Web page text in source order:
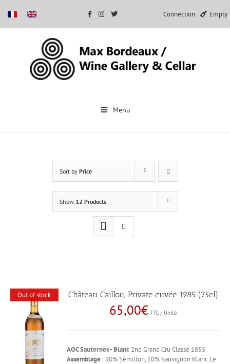
Connection Empty
Menu
Sort by Price
Show 12 Products
Out of stock Château Caillou, Private cuvée 1985 (75cl)
65,00€ TTC / Unité
AOC Sauternes - Blanc 2nd Grand Cru Classé 1855
Assemblage : 90% Sémillon, 10% Sauvignon Blanc Le